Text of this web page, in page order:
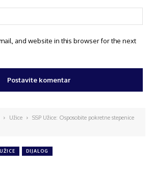
and website in this browser for the next